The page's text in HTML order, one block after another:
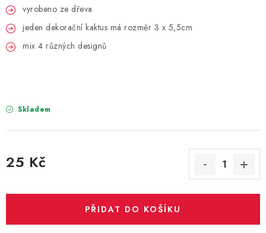
PARTY FOTOKOUTEK
STUHY A MAŠLE
ORGANZY, STOLOVÉ ŠERPY
vyrobeno ze dřeva
jeden dekorační kaktus má rozměr 3 x 5,5cm
mix 4 různých designů
Skladem
25 Kč
PŘIDAT DO KOŠÍKU